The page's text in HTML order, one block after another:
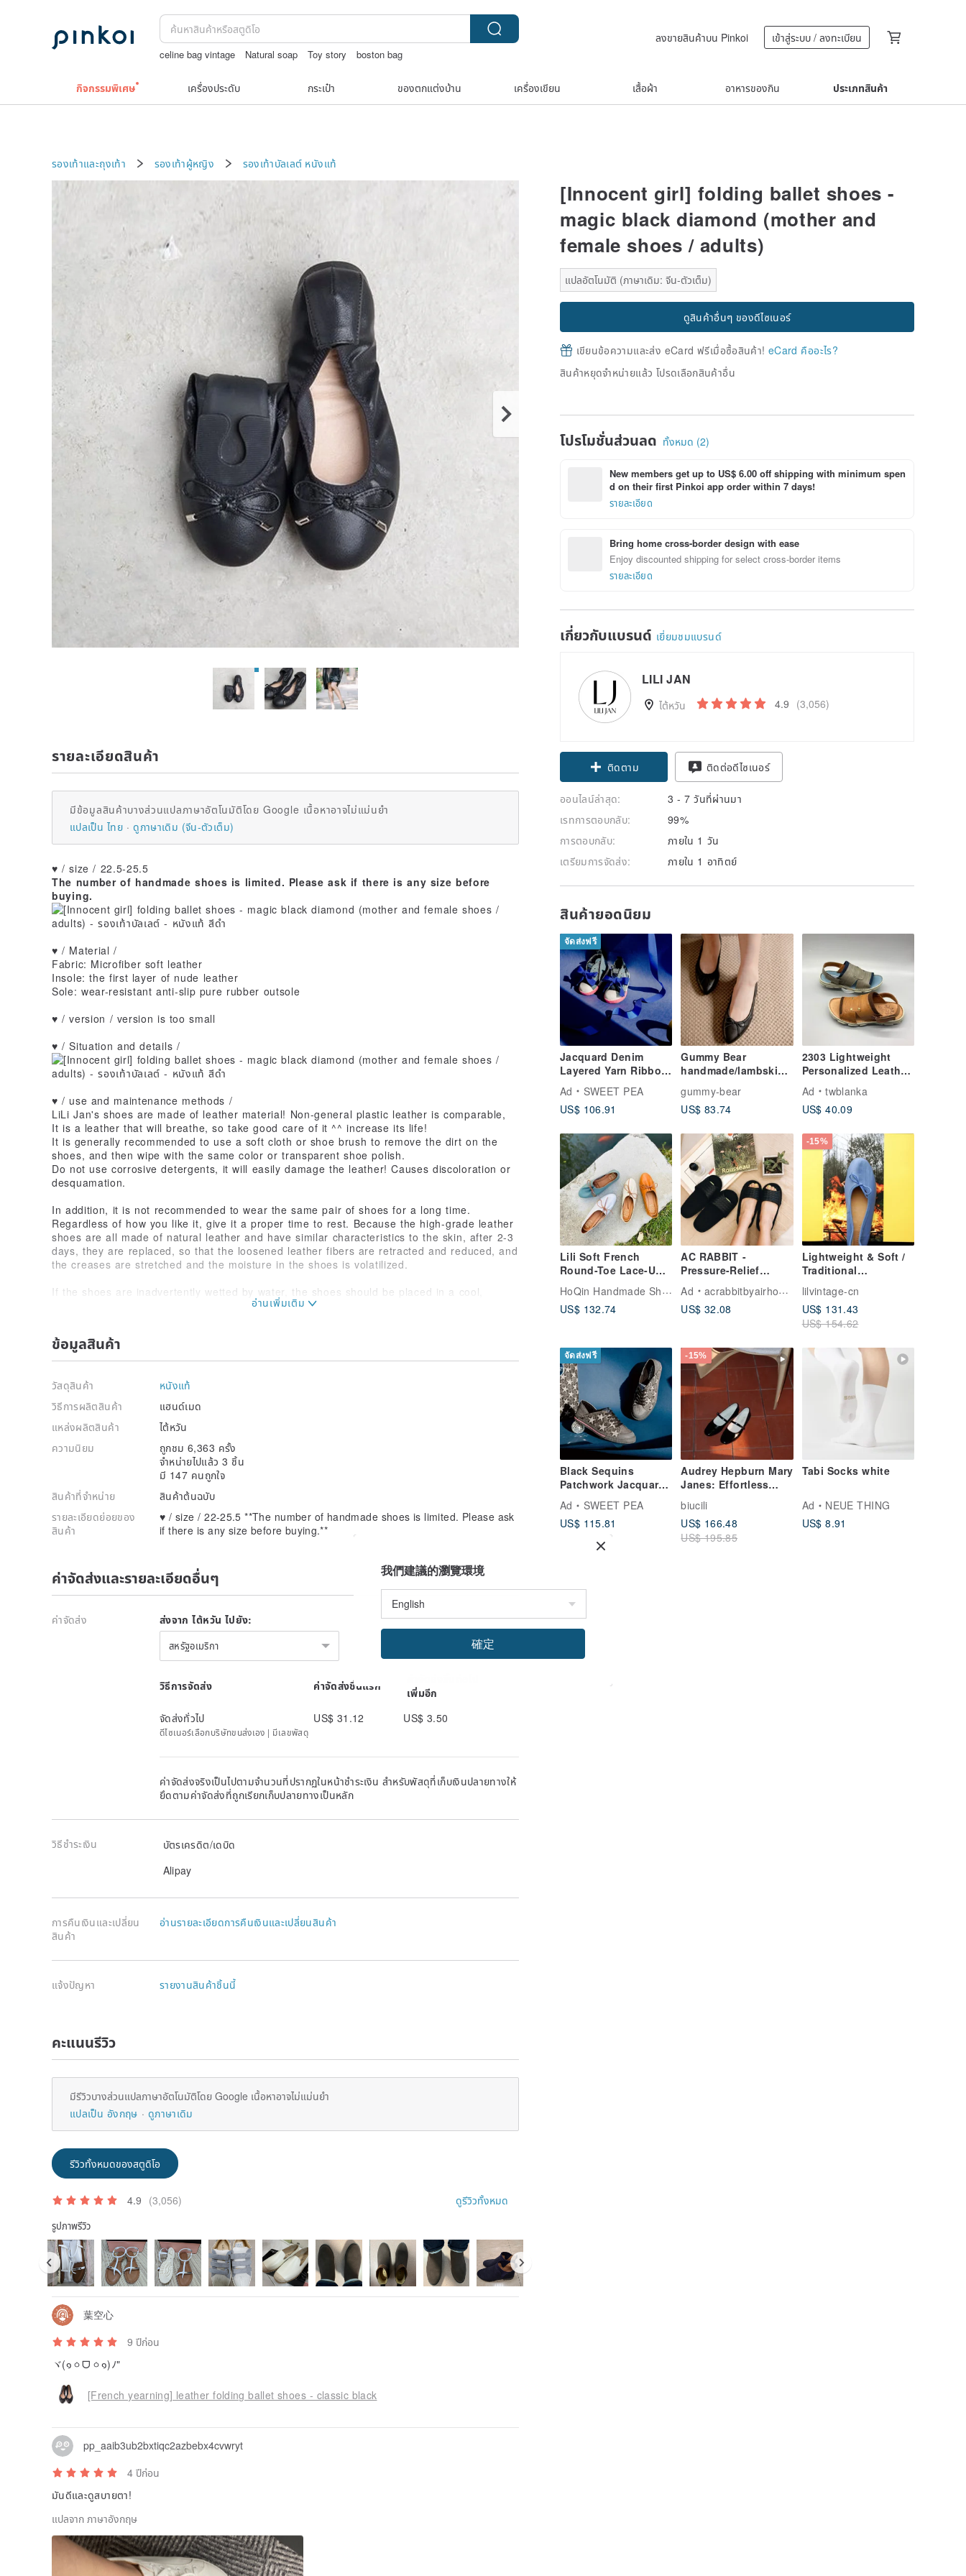
celine bag vintage Natural soap Toy story
boston bag
ลงขายสินค้าบน Pinkoi เข้าสู่ระบบ / ลงทะเบียน
กิจกรรมพิเศษ เครื่องประดับ กระเป๋า ของตกแต่งบ้าน เครื่องเขียน เสื้อผ้า อาหารของกิน ประเภทสินค้า
รองเท้าและถุงเท้า รองเท้าผู้หญิง รองเท้าบัลเลต์ หนังแท้
[Innocent girl] folding ballet shoes -
magic black diamond (mother and
female shoes / adults)
แปลอัตโนมัติ (ภาษาเดิม: จีน-ตัวเต็ม)
ดูสินค้าอื่นๆ ของดีไซเนอร์
เขียนข้อความและส่ง eCard ฟรีเมื่อซื้อสินค้า! eCard คืออะไร?
สินค้าหยุดจำหน่ายแล้ว โปรดเลือกสินค้าอื่น
โปรโมชั่นส่วนลด ทั้งหมด (2)
New members get up to US$ 6.00 off shipping with minimum spen
d on their first Pinkoi app order within 7 days!
รายละเอียด
Bring home cross-border design with ease
Enjoy discounted shipping for select cross-border items
รายละเอียด
เกี่ยวกับแบรนด์ เยี่ยมชมแบรนด์
LILI JAN
ไต้หวัน 4.9 (3,056)
ติดตาม ติดต่อดีไซเนอร์
ออนไลน์ล่าสุด:
3 - 7 วันที่ผ่านมา
เรทการตอบกลับ:
99%
การตอบกลับ:
ภายใน 1 วัน
เตรียมการจัดส่ง:
ภายใน 1 อาทิตย์
สินค้ายอดนิยม
จัดส่งฟรี
Jacquard Denim
Layered Yarn Ribbon
KISEI | Tote Bag Set |
Ad
SWEET PEA
US$ 106.91
Gummy Bear
handmade/lambskin/
shoes
gummy-bear
US$ 83.74
2303 Lightweight
Personalized Leather
Handmade Sandals
Stitching Spot
Ad
twblanka
US$ 40.09
Lili Soft French
Round-Toe Lace-Up
Casual Shoes
HoQin Handmade Shoes in Tainan
US$ 132.74
AC RABBIT -
Pressure-Relief
Cushion Home
Woven Leather
Slippers -
Machine Washable
Ad
acrabbitbyairhouse
US$ 32.08
-15%
Lightweight & Soft /
Traditional
Sheepskin Ballet
Flats / Handmade /
Japanese Lambskin
lilvintage-cn
US$ 131.43
US$ 154.62
จัดส่งฟรี
Black Sequins
Patchwork Jacquard
Denim Adult Slip-On
Shoes - MIRAI | Tote
Bag Set |
Ad
SWEET PEA
US$ 115.81
-15%
Audrey Hepburn Mary
Janes: Effortless
Ballet Flats,
Handmade
biucili
US$ 166.48
US$ 195.85
Tabi Socks white
Ad
NEUE THING
US$ 8.91
รายละเอียดสินค้า
มีข้อมูลสินค้าบางส่วนแปลภาษาอัตโนมัติโดย Google เนื้อหาอาจไม่แม่นยำ
แปลเป็น ไทย
ดูภาษาเดิม (จีน-ตัวเต็ม)
♥ / size / 22.5-25.5
The number of handmade shoes is limited. Please ask if there is any size before
buying.
♥ / Material /
Fabric: Microfiber soft leather
Insole: the first layer of nude leather
Sole: wear-resistant anti-slip pure rubber outsole
♥ / version / version is too small
♥ / Situation and details /
♥ / use and maintenance methods /
LiLi Jan's shoes are made of leather material! Non-general plastic leather is comparable,
It is a leather that will breathe, so take good care of it ^^ increase its life!
It is generally recommended to use a soft cloth or shoe brush to remove the dirt on the
shoes, and then wipe with the same color or transparent shoe polish.
Do not use corrosive detergents, it will easily damage the leather! Causes discoloration or
desquamation.
In addition, it is not recommended to wear the same pair of shoes for a long time.
Regardless of how you like it, give it a proper time to rest. Because the high-grade leather
shoes are all made of natural leather and have similar characteristics to the skin, after 2-3
days, they are replaced, so that the loosened leather fibers are retracted and reduced, and
the creases are stretched and the moisture in the shoes is volatilized.
If the shoes are inadvertently wetted by water, the shoes should be placed in a cool,
ventilated place, and should not be exposed to the sun.
1. Always rub the shoe polish, it is recommended to wipe it at least once a week
However, some special fabrics, such as cloth leather, are not recommended to wipe on
their own, there will be discoloration problems! );
2. Keep the leather surface soft and bright. Be sure to store it in a dry place after drying in
a well-ventilated place.
Do not rain, brush or expose to the sun;
3. Wear it for a day or two before wearing it to avoid deformation of the shoes;
4. Do not touch the shoe with corrosive detergents;
♥ / Designer and brand profile /
-The full range of products are mainly made of ballet shoes and are made by hand.
-LiLi Jan loves ballet shoes very much! I think that Ballet is the basic model and the
versatile one.
Considering the Taiwanese girl's foot shape, I hope that by wearing LiLi Jan, I can make
my instep look slender.
Presents soft and beautiful sexy lines!
LiLi Jan is very concerned about the comfort of the shoes, so insist on the choice of
Make shoes inside and out!
LiLi Jan is a brand founder Jan Li, born in January (Jan).
Born in the cold season, the more you want to design a product that brings warmth!
The brand totem is "skirt flower - Skirt Flower".
The girl is wearing a Ballet in a circle, the skirt is blooming, and the bird's eye view is like
So free and confident...
LiLi Jan's product design concept is based on basic style.
Origin / manufacturing methods
China / handmade
ข้อมูลสินค้า
วัสดุสินค้า
หนังแท้
วิธีการผลิตสินค้า
แฮนด์เมด
แหล่งผลิตสินค้า
ไต้หวัน
ความนิยม
ถูกชม 6,363 ครั้ง
จำหน่ายไปแล้ว 3 ชิ้น
มี 147 คนถูกใจ
สินค้าที่จำหน่าย
สินค้าต้นฉบับ
รายละเอียดย่อยของ
สินค้า
♥ / size / 22-25.5 **The number of handmade shoes is limited. Please ask
if there is any size before buying.**
ค่าจัดส่งและรายละเอียดอื่นๆ
ค่าจัดส่ง ส่งจาก ไต้หวัน ไปยัง:
สหรัฐอเมริกา
วิธีการจัดส่ง ค่าจัดส่งชิ้นแรก
เพิ่มอีก
จัดส่งทั่วไป
US$ 31.12 US$ 3.50
ดีไซเนอร์เลือกบริษัทขนส่งเอง | มีเลขพัสดุ
ค่าจัดส่งจริงเป็นไปตามจำนวนที่ปรากฏในหน้าชำระเงิน สำหรับพัสดุที่เก็บเงินปลายทางให้
ยึดตามค่าจัดส่งที่ถูกเรียกเก็บปลายทางเป็นหลัก
วิธีชำระเงิน
บัตรเครดิต/เดบิด
Alipay
การคืนเงินและเปลี่ยน
สินค้า
อ่านรายละเอียดการคืนเงินและเปลี่ยนสินค้า
แจ้งปัญหา รายงานสินค้าชิ้นนี้
คะแนนรีวิว
มีรีวิวบางส่วนแปลภาษาอัตโนมัติโดย Google เนื้อหาอาจไม่แม่นยำ
แปลเป็น อังกฤษ
ดูภาษาเดิม
รีวิวทั้งหมดของสตูดิโอ
4.9 (3,056) ดูรีวิวทั้งหมด
รูปภาพรีวิว
葉空心
9 ปีก่อน
ヾ(๑ㆁᗜㆁ๑)ﾉ"
[French yearning] leather folding ballet shoes - classic black
pp_aaib3ub2bxtiqc2azbebx4cvwryt
4 ปีก่อน
มันดีและดูสบายตา!
แปลจาก ภาษาอังกฤษ
我們建議的瀏覽環境
確定